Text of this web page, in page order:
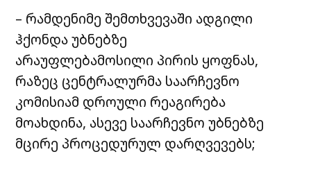
– რამდენიმე შემთხვევაში ადგილი
ჰქონდა უბნებზე
არაუფლებამოსილი პირის ყოფნას,
რაზეც ცენტრალურმა საარჩევნო
კომისიამ დროული რეაგირება
მოახდინა, ასევე საარჩევნო უბნებზე
მცირე პროცედურულ დარღვევებს;